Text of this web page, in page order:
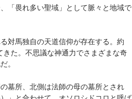
「畏れ多い聖域」として脈々と地域で
対馬独自の天道信仰が存在する。約
た。不思議な神通力でさまざまな奇
。
墓所、北側は法師の母の墓所とされ